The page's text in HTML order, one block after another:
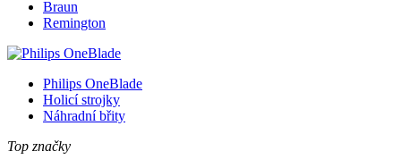
Braun
Remington
Philips OneBlade
Holicí strojky
Náhradní břity
Top značky